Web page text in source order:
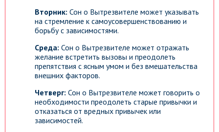
Вторник: Сон о Вытрезвителе может указывать
на стремление к самоусовершенствованию и
борьбу с зависимостями.
Среда: Сон о Вытрезвителе может отражать
желание встретить вызовы и преодолеть
препятствия с ясным умом и без вмешательства
внешних факторов.
Четверг: Сон о Вытрезвителе может говорить о
необходимости преодолеть старые привычки и
отказаться от вредных привычек или
зависимостей.